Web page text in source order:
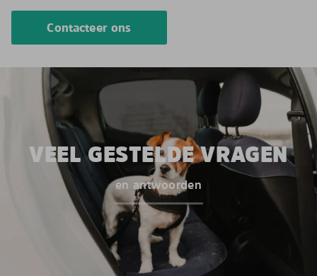
Contacteer ons
VEEL GESTELDE VRAGEN
en antwoorden